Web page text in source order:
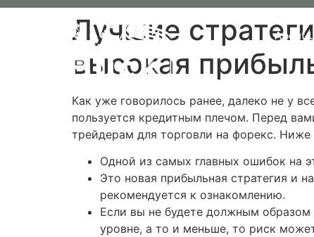
About
Лучшие
высокая
Как уже говорилось ранее, далеко не у
пользуется кредитным плечом. Перед
трейдерам для торговли на форекс.
Одной из самых главных ошибок на
Это новая прибыльная стратегия и
рекомендуется к ознакомлению.
Если вы не будете должным образом
уровне, а то и меньше, то риск